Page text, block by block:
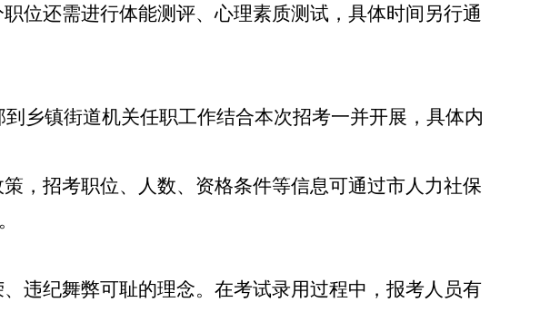
位还需进行体能测评、心理素质测试，具体时间另行通
乡镇街道机关任职工作结合本次招考一并开展，具体内
， 招考职位、人数、资格条件等信息可通过市人力社保
违纪舞弊可耻的理念。在考试录用过程中，报考人员有